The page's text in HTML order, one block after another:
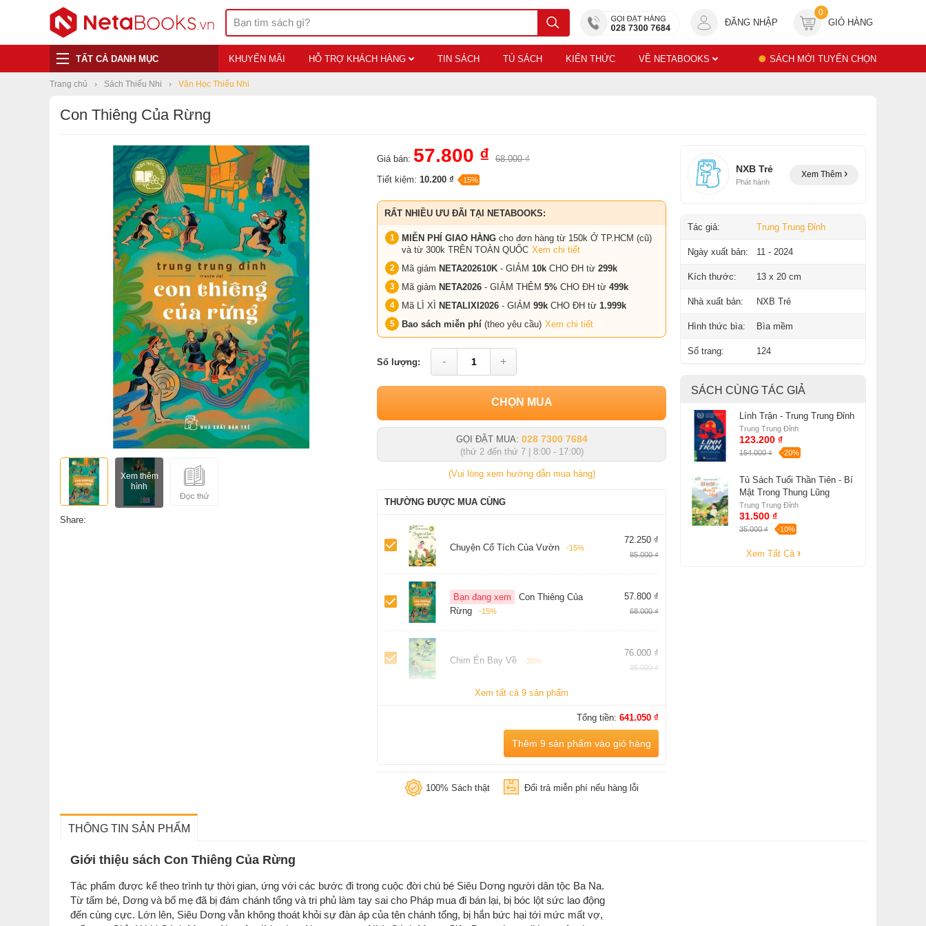
ĐĂNG NHẬP
0
GIỎ HÀNG
TẤT CẢ DANH MỤC KHUYẾN MÃI HỖ TRỢ KHÁCH HÀNG TIN SÁCH TỦ SÁCH KIẾN THỨC VỀ NETABOOKS SÁCH MỚI TUYỂN CHỌN
Trang chủ Sách Thiếu Nhi Văn Học Thiếu Nhi
Con Thiêng Của Rừng
Xem thêm
hình
Share:
Giá bán: 57.800 ₫
68.000 ₫
Tiết kiệm: 10.200 ₫ -15%
RẤT NHIỀU ƯU ĐÃI TẠI NETABOOKS:
MIỄN PHÍ GIAO HÀNG cho đơn hàng từ 150k Ở TP.HCM (cũ)
và từ 300k TRÊN TOÀN QUỐC Xem chi tiết
Mã giảm NETA202610K - GIẢM 10k CHO ĐH từ 299k
Mã giảm NETA2026 - GIẢM THÊM 5% CHO ĐH từ 499k
Mã LÌ XÌ
NETALIXI2026 - GIẢM 99k CHO ĐH từ 1.999k
Bao sách miễn phí (theo yêu cầu) Xem chi tiết
Số lượng: - +
CHỌN MUA
GỌI ĐẶT MUA: 028 7300 7684
(thứ 2 đến thứ 7 | 8:00 - 17:00)
(Vui lòng xem hướng dẫn mua hàng)
THƯỜNG ĐƯỢC MUA CÙNG
Chuyện Cổ Tích Của Vườn -15%
72.250 ₫
85.000 ₫
Bạn đang xem
Con Thiêng Của
Rừng
-15%
57.800 ₫
68.000 ₫
Chim Én Bay Về -20%
76.000 ₫
95.000 ₫
Xem tất cả 9 sản phẩm
Tổng tiền: 641.050 ₫
Thêm 9 sản phẩm vào giỏ hàng
100% Sách thật Đổi trả miễn phí nếu hàng lỗi
NXB Trẻ
Phát hành
Xem Thêm
Tác giả: Trung Trung Đỉnh
Ngày xuất bản: 11 - 2024
Kích thước: 13 x 20 cm
Nhà xuất bản: NXB Trẻ
Hình thức bìa: Bìa mềm
Số trang: 124
SÁCH CÙNG TÁC GIẢ
Lính Trận - Trung Trung Đỉnh
Trung Trung Đỉnh
123.200 ₫
154.000 ₫ -20%
Tủ Sách Tuổi Thần Tiên - Bí
Mật Trong Thung Lũng
Trung Trung Đỉnh
31.500 ₫
35.000 ₫ -10%
Xem Tất Cả
THÔNG TIN SẢN PHẨM
Giới thiệu sách Con Thiêng Của Rừng
Tác phẩm được kể theo trình tự thời gian, ứng với các bước đi trong cuộc đời chú bé Siêu Dơng người dân tộc Ba Na.
Từ tấm bé, Dơng và bố mẹ đã bị đám chánh tổng và tri phủ làm tay sai cho Pháp mua đi bán lại, bị bóc lột sức lao động
đến cùng cực. Lớn lên, Siêu Dơng vẫn không thoát khỏi sự đàn áp của tên chánh tổng, bị hắn bức hại tới mức mất vợ,